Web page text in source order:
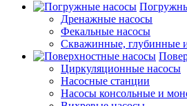
Дренажные насосы
Фекальные насосы
Скважинные, глубинные
Циркуляционные насосы
Насосные станции
Насосы консольные и